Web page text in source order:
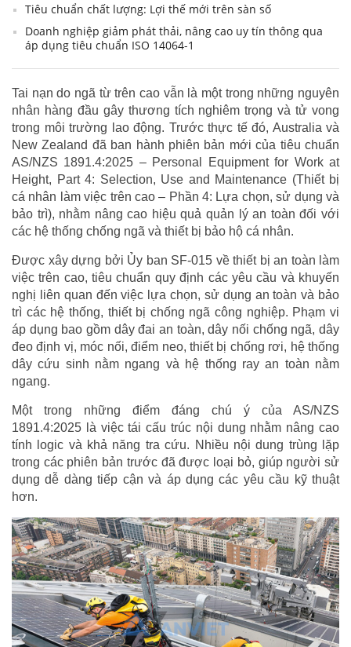
Tiêu chuẩn chất lượng: Lợi thế mới trên sàn số
Doanh nghiệp giảm phát thải, nâng cao uy tín thông qua
áp dụng tiêu chuẩn ISO 14064-1
Tai nạn do ngã từ trên cao vẫn là một trong những nguyên
nhân hàng đầu gây thương tích nghiêm trọng và tử vong
trong môi trường lao động. Trước thực tế đó, Australia và
New Zealand đã ban hành phiên bản mới của tiêu chuẩn
AS/NZS 1891.4:2025 – Personal Equipment for Work at
Height, Part 4: Selection, Use and Maintenance (Thiết bị
cá nhân làm việc trên cao – Phần 4: Lựa chọn, sử dụng và
bảo trì), nhằm nâng cao hiệu quả quản lý an toàn đối với
các hệ thống chống ngã và thiết bị bảo hộ cá nhân.
Được xây dựng bởi Ủy ban SF-015 về thiết bị an toàn làm
việc trên cao, tiêu chuẩn quy định các yêu cầu và khuyến
nghị liên quan đến việc lựa chọn, sử dụng an toàn và bảo
trì các hệ thống, thiết bị chống ngã công nghiệp. Phạm vi
áp dụng bao gồm dây đai an toàn, dây nối chống ngã, dây
đeo định vị, móc nối, điểm neo, thiết bị chống rơi, hệ thống
dây cứu sinh nằm ngang và hệ thống ray an toàn nằm
ngang.
Một trong những điểm đáng chú ý của AS/NZS
1891.4:2025 là việc tái cấu trúc nội dung nhằm nâng cao
tính logic và khả năng tra cứu. Nhiều nội dung trùng lặp
trong các phiên bản trước đã được loại bỏ, giúp người sử
dụng dễ dàng tiếp cận và áp dụng các yêu cầu kỹ thuật
hơn.